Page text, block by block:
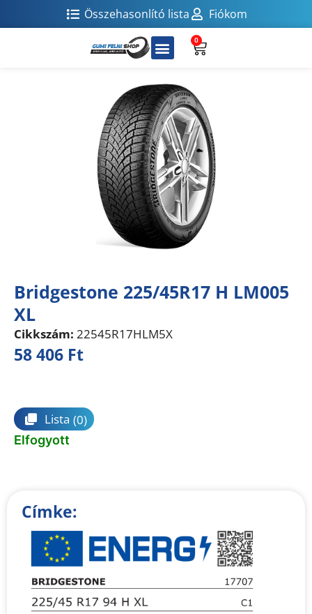
Összehasonlító lista Fiókom
0
Bridgestone 225/45R17 H LM005
XL
Cikkszám: 22545R17HLM5X
58 406 Ft
Lista (0)
Elfogyott
Címke: